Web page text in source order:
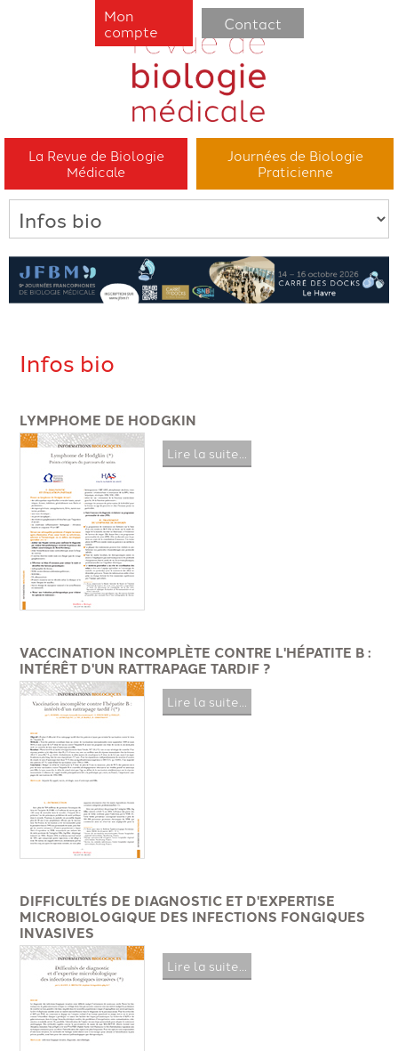
La Revue de Biologie
Médicale
Journées de Biologie
Praticienne
Mon
compte
Contact
Infos bio
LYMPHOME DE HODGKIN
Lire la suite...
VACCINATION INCOMPLÈTE CONTRE L'HÉPATITE B :
INTÉRÊT D'UN RATTRAPAGE TARDIF ?
Lire la suite...
DIFFICULTÉS DE DIAGNOSTIC ET D'EXPERTISE
MICROBIOLOGIQUE DES INFECTIONS FONGIQUES
INVASIVES
Lire la suite...